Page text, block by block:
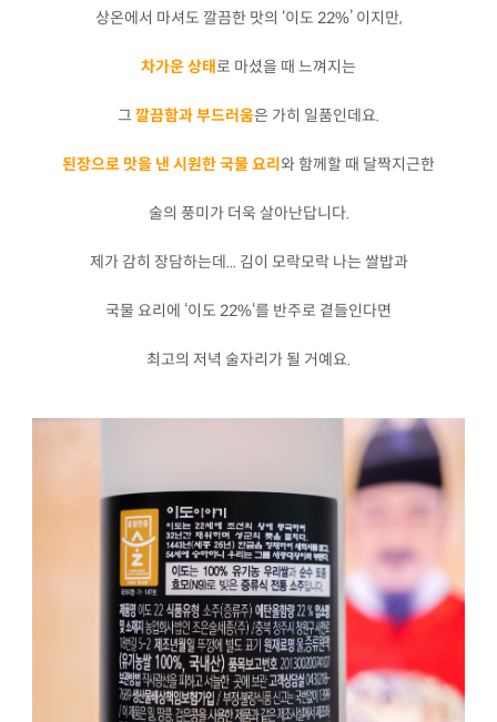
상온에서 마셔도 깔끔한 맛의 ‘이도 22%’ 이지만,
차가운 상태로 마셨을 때 느껴지는
그 깔끔함과 부드러움은 가히 일품인데요.
된장으로 맛을 낸 시원한 국물 요리와 함께할 때 달짝지근한
술의 풍미가 더욱 살아난답니다.
제가 감히 장담하는데... 김이 모락모락 나는 쌀밥과
국물 요리에 ‘이도 22%‘를 반주로 곁들인다면
최고의 저녁 술자리가 될 거예요.